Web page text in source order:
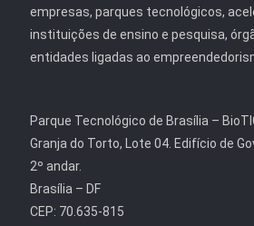
empresas, parques tecnológicos,
instituições de ensino e pesquisa,
entidades ligadas ao
Parque Tecnológico de Brasília –
Granja do Torto, Lote 04. Edifício de
2º andar.
Brasília – DF
CEP: 70.635-815